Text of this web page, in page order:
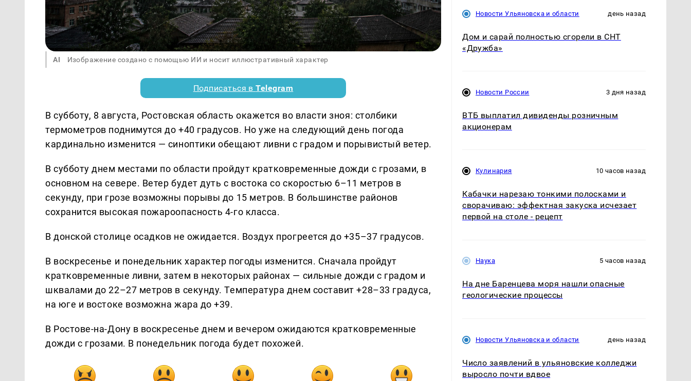
AI Изображение создано с помощью ИИ и носит иллюстративный характер
Подписаться вTelegram
В субботу, 8 августа, Ростовская область окажется во власти зноя: столбики
термометров поднимутся до +40 градусов. Но уже на следующий день погода
кардинально изменится — синоптики обещают ливни с градом и порывистый ветер.
В субботу днем местами по области пройдут кратковременные дожди с грозами, в
основном на севере. Ветер будет дуть с востока со скоростью 6–11 метров в
секунду, при грозе возможны порывы до 15 метров. В большинстве районов
сохранится высокая пожароопасность 4-го класса.
В донской столице осадков не ожидается. Воздух прогреется до +35–37 градусов.
В воскресенье и понедельник характер погоды изменится. Сначала пройдут
кратковременные ливни, затем в некоторых районах — сильные дожди с градом и
шквалами до 22–27 метров в секунду. Температура днем составит +28–33 градуса,
на юге и востоке возможна жара до +39.
В Ростове-на-Дону в воскресенье днем и вечером ожидаются кратковременные
дожди с грозами. В понедельник погода будет похожей.
Новости Ульяновска и области день назад
Дом и сарай полностью сгорели в СНТ
«Дружба»
Новости России 3 дня назад
ВТБ выплатил дивиденды розничным
акционерам
Кулинария 10 часов назад
Кабачки нарезаю тонкими полосками и
сворачиваю: эффектная закуска исчезает
первой на столе - рецепт
Наука 5 часов назад
На дне Баренцева моря нашли опасные
геологические процессы
Новости Ульяновска и области день назад
Число заявлений в ульяновские колледжи
выросло почти вдвое